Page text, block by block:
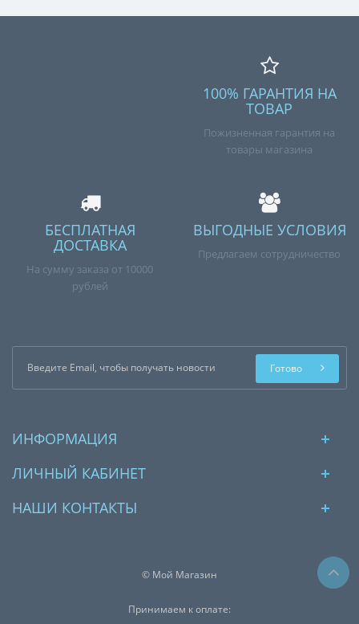
100% ГАРАНТИЯ НА
ТОВАР
Пожизненная гарантия на
товары магазина
БЕСПЛАТНАЯ
ДОСТАВКА
На сумму заказа от 10000
рублей
ВЫГОДНЫЕ УСЛОВИЯ
Предлагаем сотрудничество
Готово
ИНФОРМАЦИЯ
ЛИЧНЫЙ КАБИНЕТ
НАШИ КОНТАКТЫ
© Мой Магазин
Принимаем к оплате: